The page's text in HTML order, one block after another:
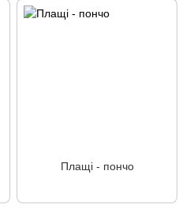
Плащі - пончо